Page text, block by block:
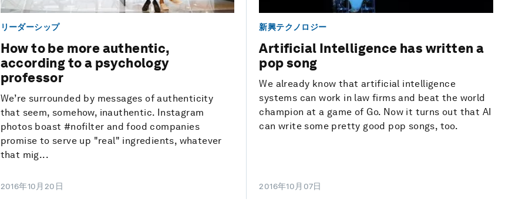
リーダーシップ
How to be more authentic,
according to a psychology
professor
We’re surrounded by messages of authenticity
that seem, somehow, inauthentic. Instagram
photos boast #nofilter and food companies
promise to serve up "real" ingredients, whatever
that mig...
2016年10月20日
新興テクノロジー
Artificial Intelligence has written a
pop song
We already know that artificial intelligence
systems can work in law firms and beat the world
champion at a game of Go. Now it turns out that AI
can write some pretty good pop songs, too.
2016年10月07日